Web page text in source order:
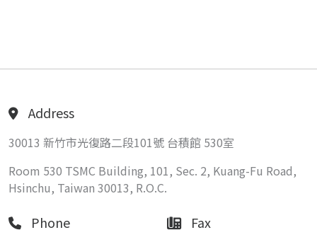
Address
30013 新竹市光復路二段101號 台積館 530室
Room 530 TSMC Building, 101, Sec. 2, Kuang-Fu Road,
Hsinchu, Taiwan 30013, R.O.C.
Phone Fax